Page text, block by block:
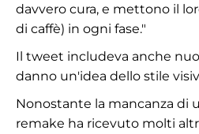
davvero cura, e mettono il
di caffè) in ogni fase."
Il tweet includeva anche
danno un'idea dello stile
Nonostante la mancanza di
remake ha ricevuto molti